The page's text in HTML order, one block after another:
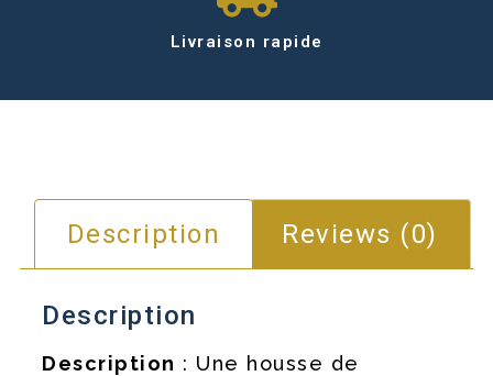
Livraison rapide
Description Reviews (0)
Description
Description : Une housse de